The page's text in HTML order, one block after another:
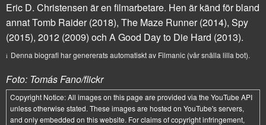
Eric D. Christensen är en filmarbetare. Hen är känd för bland
annatTomb Raider(2018), The Maze Runner(2014), Spy
(2015), 2012 (2009) och A Good Day to Die Hard (2013).
Denna biografi har genererats automatiskt av Filmanic (vår snälla lilla bot).
Foto: Tomás Fano/flickr
Copyright Notice:All images on this page are provided via the YouTube API
unless otherwise stated. These images are hosted on YouTube's servers,
and only embedded on this website. For claims of copyright infringement,